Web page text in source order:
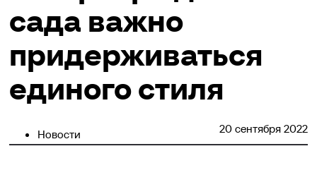
сада важно
придерживаться
единого стиля
Новости 20 сентября 2022